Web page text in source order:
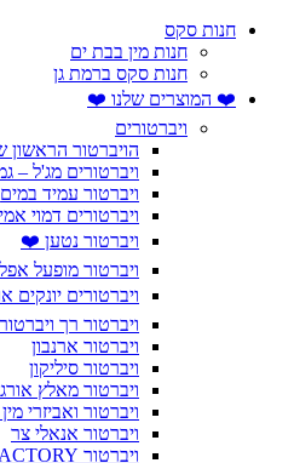
חנות סקס
חנות מין בבת ים
חנות סקס ברמת גן
❤️ המוצרים שלנו ❤️
ויברטורים
הויברטור הראשון
ויברטורים מג'ל –
ויברטור עמיד במים
ויברטורים דמוי
ויברטור נטען ❤️
ויברטור מופעל
ויברטורים
ויברטור רך
ויברטור ארנבון
ויברטור סיליקון
ויברטור מאלץ
ויברטור ואביזרי
ויברטור אנאלי צר
ויברטור FUN FACTORY